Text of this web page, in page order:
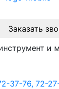
Заказать
и
37-76, 72-